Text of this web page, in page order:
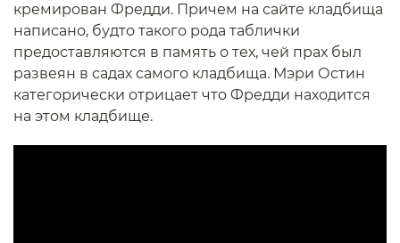
кремирован Фредди. Причем на сайте кладбища
написано, будто такого рода таблички
предоставляются в память о тех, чей прах был
развеян в садах самого кладбища. Мэри Остин
категорически отрицает что Фредди находится
на этом кладбище.